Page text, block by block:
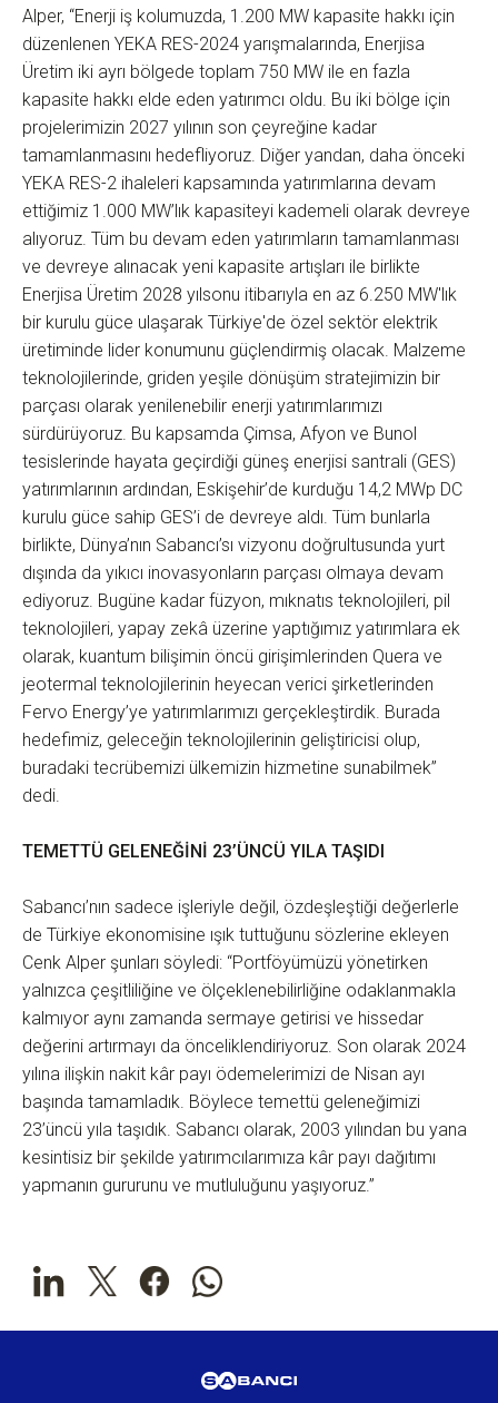
Alper, “Enerji iş kolumuzda, 1.200 MW kapasite hakkı için
düzenlenen YEKA RES-2024 yarışmalarında, Enerjisa
Üretim iki ayrı bölgede toplam 750 MW ile en fazla
kapasite hakkı elde eden yatırımcı oldu. Bu iki bölge için
projelerimizin 2027 yılının son çeyreğine kadar
tamamlanmasını hedefliyoruz. Diğer yandan, daha önceki
YEKA RES-2 ihaleleri kapsamında yatırımlarına devam
ettiğimiz 1.000 MW’lık kapasiteyi kademeli olarak devreye
alıyoruz. Tüm bu devam eden yatırımların tamamlanması
ve devreye alınacak yeni kapasite artışları ile birlikte
Enerjisa Üretim 2028 yılsonu itibarıyla en az 6.250 MW'lık
bir kurulu güce ulaşarak Türkiye'de özel sektör elektrik
üretiminde lider konumunu güçlendirmiş olacak. Malzeme
teknolojilerinde, griden yeşile dönüşüm stratejimizin bir
parçası olarak yenilenebilir enerji yatırımlarımızı
sürdürüyoruz. Bu kapsamda Çimsa, Afyon ve Bunol
tesislerinde hayata geçirdiği güneş enerjisi santrali (GES)
yatırımlarının ardından, Eskişehir’de kurduğu 14,2 MWp DC
kurulu güce sahip GES’i de devreye aldı. Tüm bunlarla
birlikte, Dünya’nın Sabancı’sı vizyonu doğrultusunda yurt
dışında da yıkıcı inovasyonların parçası olmaya devam
ediyoruz. Bugüne kadar füzyon, mıknatıs teknolojileri, pil
teknolojileri, yapay zekâ üzerine yaptığımız yatırımlara ek
olarak, kuantum bilişimin öncü girişimlerinden Quera ve
jeotermal teknolojilerinin heyecan verici şirketlerinden
Fervo Energy’ye yatırımlarımızı gerçekleştirdik. Burada
hedefimiz, geleceğin teknolojilerinin geliştiricisi olup,
buradaki tecrübemizi ülkemizin hizmetine sunabilmek”
dedi.
TEMETTÜ GELENEĞİNİ 23’ÜNCÜ YILA TAŞIDI
Sabancı’nın sadece işleriyle değil, özdeşleştiği değerlerle
de Türkiye ekonomisine ışık tuttuğunu sözlerine ekleyen
Cenk Alper şunları söyledi: “Portföyümüzü yönetirken
yalnızca çeşitliliğine ve ölçeklenebilirliğine odaklanmakla
kalmıyor aynı zamanda sermaye getirisi ve hissedar
değerini artırmayı da önceliklendiriyoruz. Son olarak 2024
yılına ilişkin nakit kâr payı ödemelerimizi de Nisan ayı
başında tamamladık. Böylece temettü geleneğimizi
23’üncü yıla taşıdık. Sabancı olarak, 2003 yılından bu yana
kesintisiz bir şekilde yatırımcılarımıza kâr payı dağıtımı
yapmanın gururunu ve mutluluğunu yaşıyoruz.”